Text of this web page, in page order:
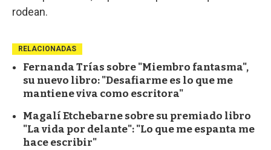
rodean.
RELACIONADAS
Fernanda Trías sobre "Miembro fantasma",
su nuevo libro: "Desafiarme es lo que me
mantiene viva como escritora"
Magalí Etchebarne sobre su premiado libro
"La vida por delante": "Lo que me espanta me
hace escribir"